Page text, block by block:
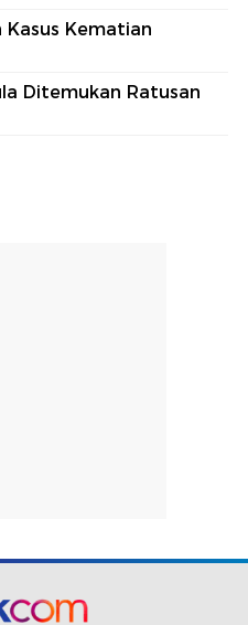
Kasus Kematian
Ditemukan Ratusan